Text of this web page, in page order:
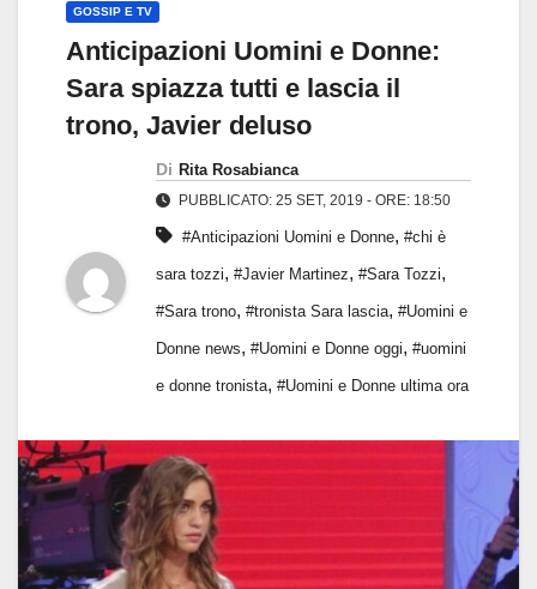
GOSSIP E TV
Anticipazioni Uomini e Donne:
Sara spiazza tutti e lascia il
trono, Javier deluso
Di Rita Rosabianca
PUBBLICATO: 25 SET, 2019 - ORE: 18:50
#Anticipazioni Uomini e Donne, #chi è
sara tozzi, #Javier Martinez, #Sara Tozzi,
#Sara trono, #tronista Sara lascia, #Uomini e
Donne news, #Uomini e Donne oggi, #uomini
e donne tronista, #Uomini e Donne ultima ora